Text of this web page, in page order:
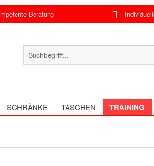
Beratung
SCHRÄNKE TASCHEN TRAINING